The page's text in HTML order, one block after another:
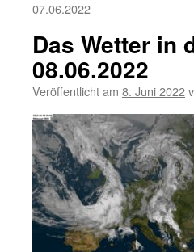
07.06.2022
Das Wetter in
08.06.2022
Veröffentlicht am 8. Juni 2022